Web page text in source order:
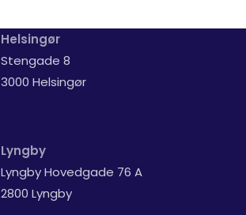
Helsingør
Stengade 8
3000 Helsingør
Lyngby
Lyngby Hovedgade 76 A
2800 Lyngby